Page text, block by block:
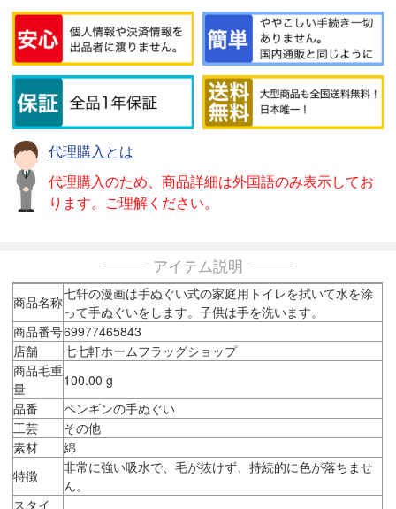
代理購入とは
代理購入のため、商品詳細は外国語のみ表示してお
ります。ご理解ください。
アイテム説明
商品名称七轩の漫画は手ぬぐい式の家庭用トイレを拭いて水を涂
って手ぬぐいをします。子供は手を洗います。
商品番号69977465843
店舗
七七軒ホームフラッグショップ
商品毛重
量
100.00 g
品番
ペンギンの手ぬぐい
工芸
その他
素材
綿
特徴
非常に強い吸水で、毛が抜けず、持続的に色が落ちませ
ん。
スタイ